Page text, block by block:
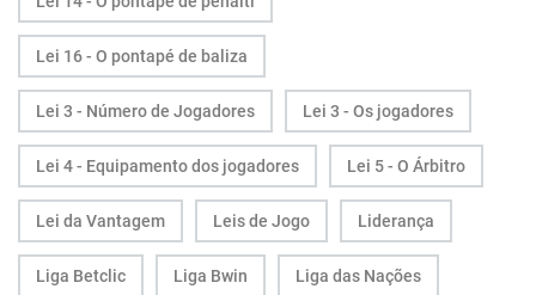
Lei 16 - O pontapé de baliza
Lei 3 - Número de Jogadores Lei 3 - Os jogadores
Lei 4 - Equipamento dos jogadores Lei 5 - O Árbitro
Lei da Vantagem Leis de Jogo Liderança
Liga Betclic Liga Bwin Liga das Nações